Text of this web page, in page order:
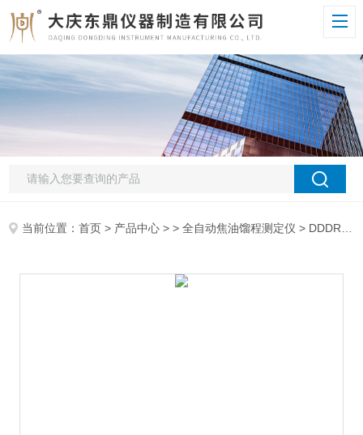
当前位置：首页 > 产品中心 > >全自动焦油馏程测定仪 > DDDR-5200C全自动焦油馏程测定仪